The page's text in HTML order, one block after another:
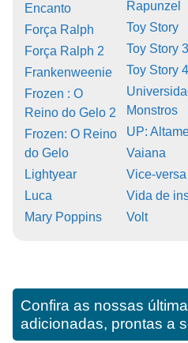
Encanto
Força Ralph
Força Ralph 2
Frankenweenie
Frozen : O
Reino do Gelo 2
Frozen: O Reino
do Gelo
Lightyear
Luca
Mary Poppins
Rapunzel
Toy Story
Toy Story 3
Toy Story 4
Monstros
UP:
Vaiana
Vice-versa
Vida de
Volt
Confira as nossas
adicionadas, prontas a